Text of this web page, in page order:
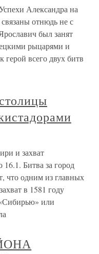
Александра на
отнюдь не с
был занят
рыцарями и
всего двух битв
и захват
Битва за город
что одним из главных
в 1581 году
или